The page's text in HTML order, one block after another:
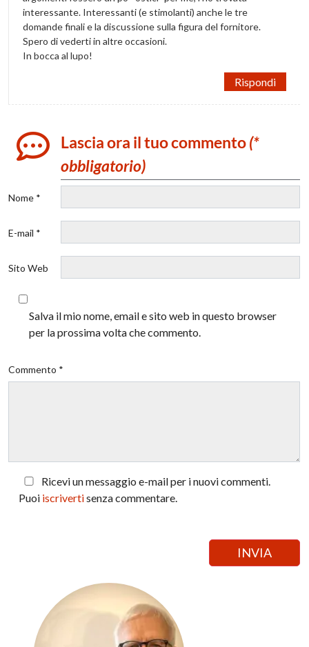
interessante. Interessanti (e stimolanti) anche le tre
domande finali e la discussione sulla figura del fornitore.
Spero di vederti in altre occasioni.
In bocca al lupo!
Rispondi
Lascia ora il tuo commento(*
obbligatorio)
Nome *
E-mail *
Sito Web
Salva il mio nome, email e sito web in questo browser
per la prossima volta che commento.
Commento *
Ricevi un messaggio e-mail per i nuovi commenti.
Puoi iscrivertisenza commentare.